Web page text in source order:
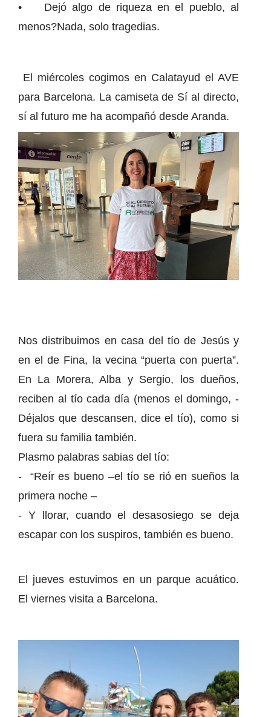
• Dejó algo de riqueza en el pueblo, al
menos?Nada, solo tragedias.
El miércoles cogimos en Calatayud el AVE
para Barcelona. La camiseta de Sí al directo,
sí al futuro me ha acompañó desde Aranda.
Nos distribuimos en casa del tío de Jesús y
en el de Fina, la vecina “puerta con puerta”.
En La Morera, Alba y Sergio, los dueños,
reciben al tío cada día (menos el domingo, -
Déjalos que descansen, dice el tío), como si
fuera su familia también.
Plasmo palabras sabias del tío:
- “Reír es bueno –el tío se rió en sueños la
primera noche –
- Y llorar, cuando el desasosiego se deja
escapar con los suspiros, también es bueno.
El jueves estuvimos en un parque acuático.
El viernes visita a Barcelona.